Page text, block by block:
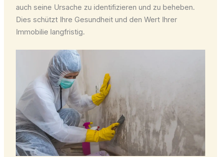
auch seine Ursache zu identifizieren und zu beheben.
Dies schützt Ihre Gesundheit und den Wert Ihrer
Immobilie langfristig.